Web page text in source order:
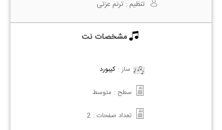
تنظیم : ترنم عزتی
مشخصات نت
ساز : کیبورد
سطح : متوسط
تعداد صفحات : 2